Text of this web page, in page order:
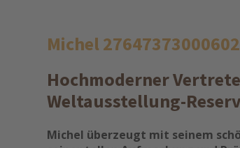
Michel
Hochmoderner
Weltausstellung-
Michel überzeugt mit seinem